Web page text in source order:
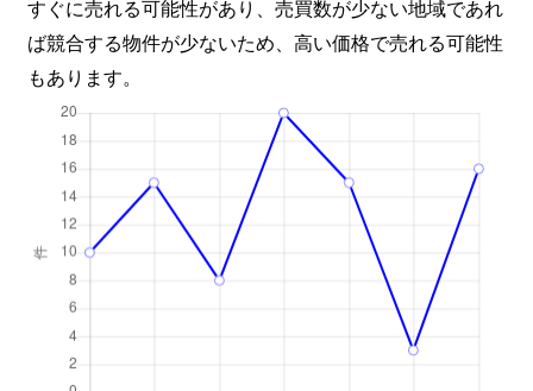
すぐに売れる可能性があり、売買数が少ない地域であれ
ば競合する物件が少ないため、高い価格で売れる可能性
もあります。